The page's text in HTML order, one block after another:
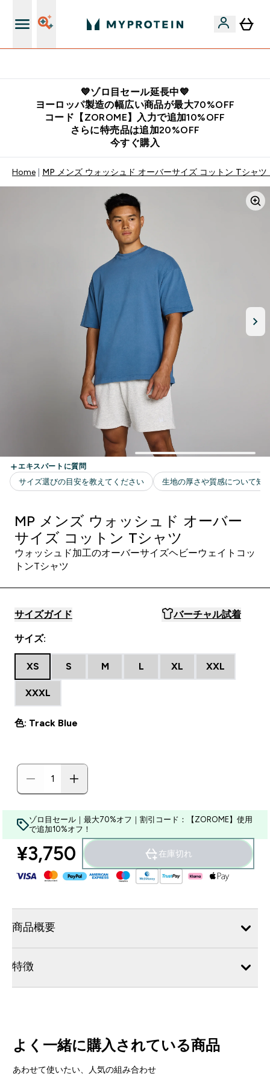
💙ゾロ目セール延長中💙
ヨーロッパ製造の幅広い商品が最大70%OFF
コード【ZOROME】入力で追加10%OFF
さらに特売品は追加20%OFF
今すぐ購入
Home MP メンズ ウォッシュド オーバーサイズ コットン Tシャ
MP メンズ ウォッシュド オーバー
サイズ コットン Tシャツ
ウォッシュド加工のオーバーサイズヘビーウェイトコッ
トンTシャツ
サイズガイド バーチャル試着
サイズ:
XS S M L XL XXL
XXXL
色: Track Blue
ゾロ目セール｜最大70%オフ｜割引コード：【ZOROME】使用
で追加10%オフ！
¥3,750‎ 在庫切れ
商品概要
特徴
よく一緒に購入されている商品
あわせて使いたい、人気の組み合わせ